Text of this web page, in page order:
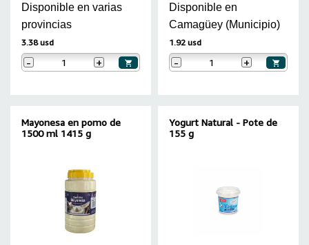
Disponible en varias
provincias
3.38 usd
- +
Disponible en
Camagüey (Municipio)
1.92 usd
- +
Mayonesa en pomo de
1500 ml 1415 g
Yogurt Natural - Pote de
155 g